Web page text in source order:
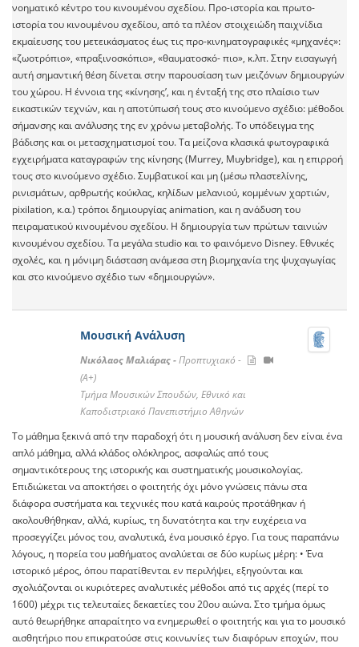
νοηματικό κέντρο του κινουμένου σχεδίου. Προ-ιστορία και πρωτο-
ιστορία του κινουμένου σχεδίου, από τα πλέον στοιχειώδη παιχνίδια
εκμαίευσης του μετεικάσματος έως τις προ-κινηματογραφικές «μηχανές»:
«ζωοτρόπιο», «πραξινοσκόπιο», «θαυματοσκό- πιο», κ.λπ. Στην εισαγωγή
αυτή σημαντική θέση δίνεται στην παρουσίαση των μειζόνων δημιουργών
του χώρου. Η έννοια της «κίνησης’, και η ένταξή της στο πλαίσιο των
εικαστικών τεχνών, και η αποτύπωσή τους στο κινούμενο σχέδιο: μέθοδοι
σήμανσης και ανάλυσης της εν χρόνω μεταβολής. Το υπόδειγμα της
βάδισης και οι μετασχηματισμοί του. Τα μείζονα κλασικά φωτογραφικά
εγχειρήματα καταγραφών της κίνησης (Murrey, Muybridge), και η επιρροή
τους στο κινούμενο σχέδιο. Συμβατικοί και μη (μέσω πλαστελίνης,
ρινισμάτων, αρθρωτής κούκλας, κηλίδων μελανιού, κομμένων χαρτιών,
pixilation, κ.α.) τρόποι δημιουργίας animation, και η ανάδυση του
πειραματικού κινουμένου σχεδίου. Η δημιουργία των πρώτων ταινιών
κινουμένου σχεδίου. Tα μεγάλα studio και το φαινόμενο Disney. Εθνικές
σχολές, και η μόνιμη διάσταση ανάμεσα στη βιομηχανία της ψυχαγωγίας
και στο κινούμενο σχέδιο των «δημιουργών».
Μουσική Ανάλυση
Νικόλαος Μαλιάρας -Προπτυχιακό -
(A+)
Τμήμα Μουσικών Σπουδών, Εθνικό και
Καποδιστριακό Πανεπιστήμιο Αθηνών
Το μάθημα ξεκινά από την παραδοχή ότι η μουσική ανάλυση δεν είναι ένα
απλό μάθημα, αλλά κλάδος ολόκληρος, ασφαλώς από τους
σημαντικότερους της ιστορικής και συστηματικής μουσικολογίας.
Επιδιώκεται να αποκτήσει ο φοιτητής όχι μόνο γνώσεις πάνω στα
διάφορα συστήματα και τεχνικές που κατά καιρούς προτάθηκαν ή
ακολουθήθηκαν, αλλά, κυρίως, τη δυνατότητα και την ευχέρεια να
προσεγγίζει μόνος του, αναλυτικά, ένα μουσικό έργο. Για τους παραπάνω
λόγους, η πορεία του μαθήματος αναλύεται σε δύο κυρίως μέρη: • Ένα
ιστορικό μέρος, όπου παρατίθενται εν περιλήψει, εξηγούνται και
σχολιάζονται οι κυριότερες αναλυτικές μέθοδοι από τις αρχές (περί το
1600) μέχρι τις τελευταίες δεκαετίες του 20ου αιώνα. Στο τμήμα όμως
αυτό θεωρήθηκε απαραίτητο να ενημερωθεί ο φοιτητής και για το μουσικό
αισθητήριο που επικρατούσε στις κοινωνίες των διαφόρων εποχών, που